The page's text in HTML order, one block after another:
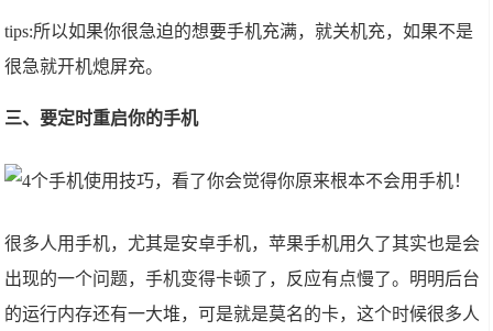
tips:所以如果你很急迫的想要手机充满，就关机充，如果不是
很急就开机熄屏充。
三、要定时重启你的手机
很多人用手机，尤其是安卓手机，苹果手机用久了其实也是会
出现的一个问题，手机变得卡顿了，反应有点慢了。明明后台
的运行内存还有一大堆，可是就是莫名的卡，这个时候很多人